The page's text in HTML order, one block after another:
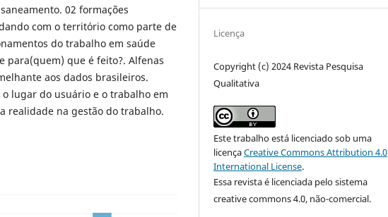
02 formações
com o território como parte de
do trabalho em saúde
para(quem) que é feito?. Alfenas
aos dados brasileiros.
lugar do usuário e o trabalho em
realidade na gestão do trabalho.
Licença
Copyright (c) 2024 Revista Pesquisa
Qualitativa
Este trabalho está licenciado sob uma
licençaCreative Commons Attribution 4.0
International License.
Essa revista é licenciada pelo sistema
creative commons 4.0, não-comercial.